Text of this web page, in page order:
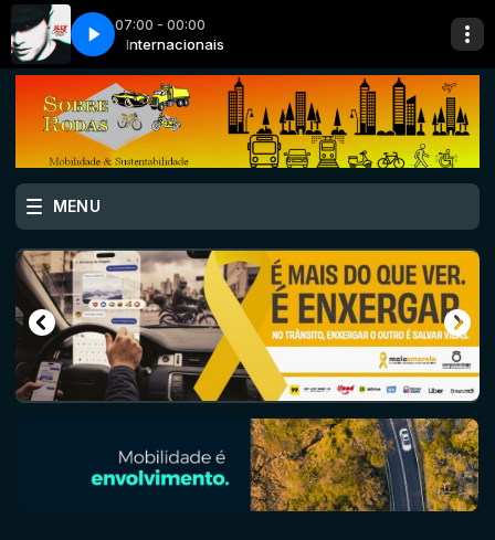
07:00 - 00:00
Internacionais
349853 cinematic-hip-hop-vlog-music-349853
MENU